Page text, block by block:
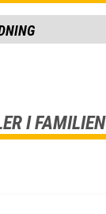
I FAMILIEN